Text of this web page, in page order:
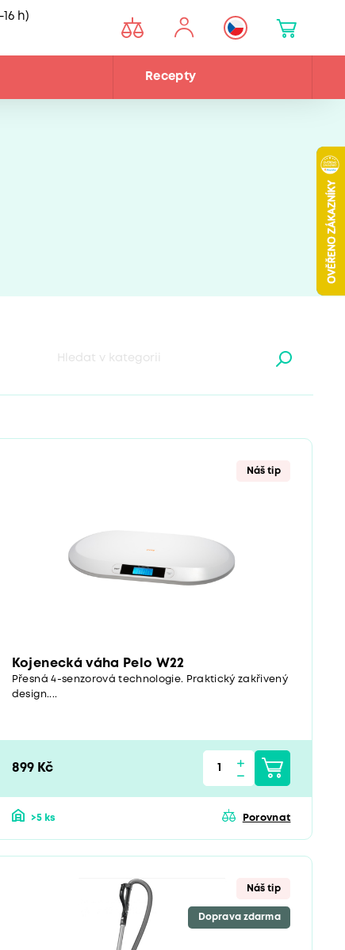
h)
Recepty
Náš tip
Kojenecká váha Pelo W22
Přesná 4-senzorová technologie. Praktický zakřivený
design....
899 Kč
>5 ks Porovnat
Náš tip
Doprava zdarma